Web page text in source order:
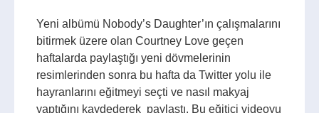
Yeni albümü Nobody’s Daughter’ın çalışmalarını
bitirmek üzere olan Courtney Love geçen
haftalarda paylaştığı yeni dövmelerinin
resimlerinden sonra bu hafta da Twitter yolu ile
hayranlarını eğitmeyi seçti ve nasıl makyaj
yaptığını kaydederek paylaştı. Bu eğitici videoyu